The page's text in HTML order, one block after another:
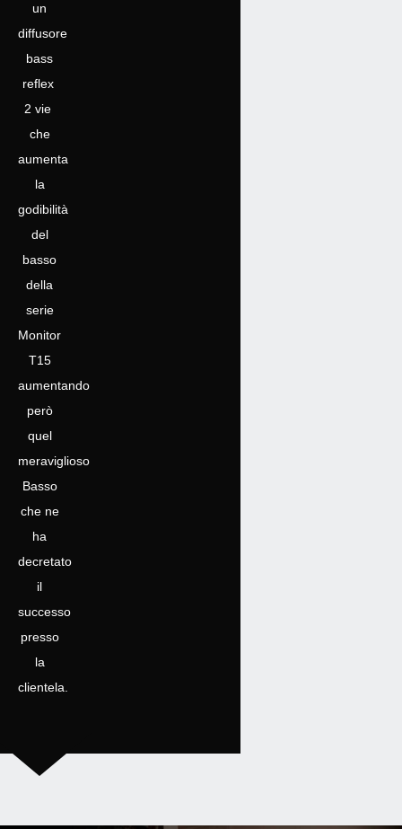
un
diffusore
bass
reflex
2 vie
che
aumenta
la
godibilità
del
basso
della
serie
Monitor
T15
aumentando
però
quel
meraviglioso
Basso
che ne
ha
decretato
il
successo
presso
la
clientela.